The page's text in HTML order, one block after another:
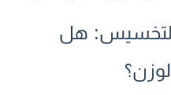
للتخسيس: هل